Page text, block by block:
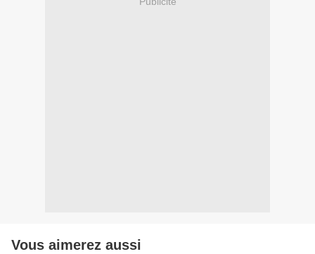
Vous aimerez aussi